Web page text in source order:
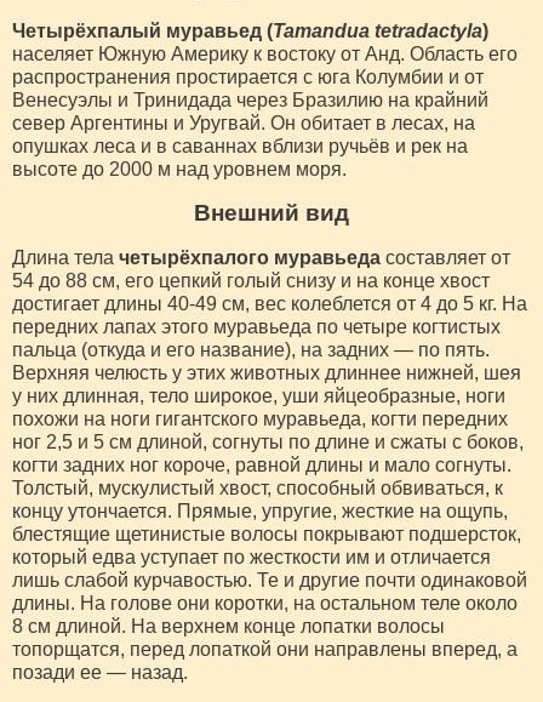
Четырёхпалый муравьед (Tamandua tetradactyla)
населяет Южную Америку к востоку от Анд. Область его
распространения простирается с юга Колумбии и от
Венесуэлы и Тринидада через Бразилию на крайний
север Аргентины и Уругвай. Он обитает в лесах, на
опушках леса и в саваннах вблизи ручьёв и рек на
высоте до 2000 м над уровнем моря.
Внешний вид
Длина тела четырёхпалого муравьеда составляет от
54 до 88 см, его цепкий голый снизу и на конце хвост
достигает длины 40-49 см, вес колеблется от 4 до 5 кг. На
передних лапах этого муравьеда по четыре когтистых
пальца (откуда и его название), на задних — по пять.
Верхняя челюсть у этих животных длиннее нижней, шея
у них длинная, тело широкое, уши яйцеобразные, ноги
похожи на ноги гигантского муравьеда, когти передних
ног 2,5 и 5 см длиной, согнуты по длине и сжаты с боков,
когти задних ног короче, равной длины и мало согнуты.
Толстый, мускулистый хвост, способный обвиваться, к
концу утончается. Прямые, упругие, жесткие на ощупь,
блестящие щетинистые волосы покрывают подшерсток,
который едва уступает по жесткости им и отличается
лишь слабой курчавостью. Те и другие почти одинаковой
длины. На голове они коротки, на остальном теле около
8 см длиной. На верхнем конце лопатки волосы
топорщатся, перед лопаткой они направлены вперед, а
позади ее — назад.